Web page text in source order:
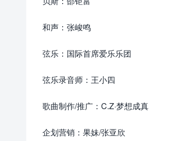
和声：张峻鸣
弦乐：国际首席爱乐乐团
弦乐录音师：王小四
歌曲制作/推广：C.Z·梦想成真
企划营销：果妹/张亚欣